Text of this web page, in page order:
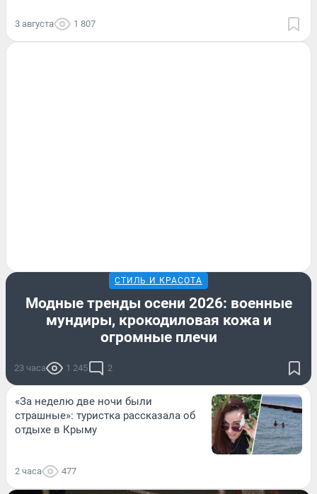
3 августа 1 807
СТИЛЬ И КРАСОТА
Модные тренды осени 2026: военные
мундиры, крокодиловая кожа и
огромные плечи
23 часа 1 245 2
«За неделю две ночи были
страшные»: туристка рассказала об
отдыхе в Крыму
2 часа 477